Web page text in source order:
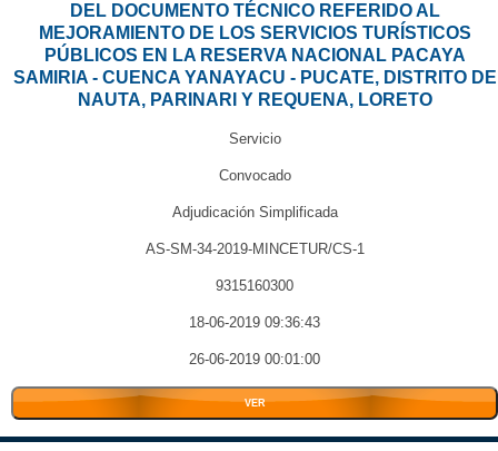
DEL DOCUMENTO TÉCNICO REFERIDO AL
MEJORAMIENTO DE LOS SERVICIOS TURÍSTICOS
PÚBLICOS EN LA RESERVA NACIONAL PACAYA
SAMIRIA - CUENCA YANAYACU - PUCATE, DISTRITO DE
NAUTA, PARINARI Y REQUENA, LORETO
Servicio
Convocado
Adjudicación Simplificada
AS-SM-34-2019-MINCETUR/CS-1
9315160300
18-06-2019 09:36:43
26-06-2019 00:01:00
VER